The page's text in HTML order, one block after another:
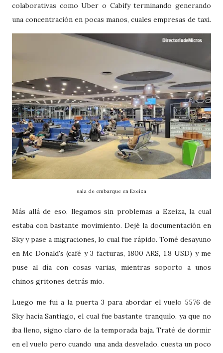
colaborativas como Uber o Cabify terminando generando
una concentración en pocas manos, cuales empresas de taxi.
sala de embarque en Ezeiza
Más allá de eso, llegamos sin problemas a Ezeiza, la cual
estaba con bastante movimiento. Dejé la documentación en
Sky y pase a migraciones, lo cual fue rápido. Tomé desayuno
en Mc Donald's (café y 3 facturas, 1800 ARS, 1,8 USD) y me
puse al día con cosas varias, mientras soporto a unos
chinos gritones detrás mio.
Luego me fui a la puerta 3 para abordar el vuelo 5576 de
Sky hacia Santiago, el cual fue bastante tranquilo, ya que no
iba lleno, signo claro de la temporada baja. Traté de dormir
en el vuelo pero cuando una anda desvelado, cuesta un poco